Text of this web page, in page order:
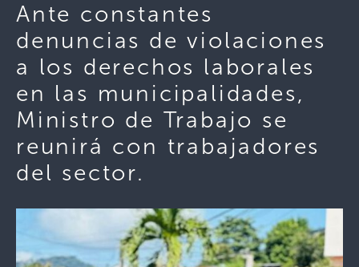
Ante constantes
denuncias de violaciones
a los derechos laborales
en las municipalidades,
Ministro de Trabajo se
reunirá con trabajadores
del sector.